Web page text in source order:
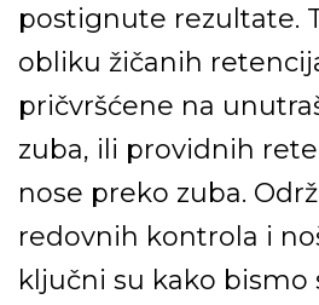
postignute rezultate.
obliku žičanih
pričvršćene na
zuba, ili providnih
nose preko zuba.
redovnih kontrola i
ključni su kako bismo